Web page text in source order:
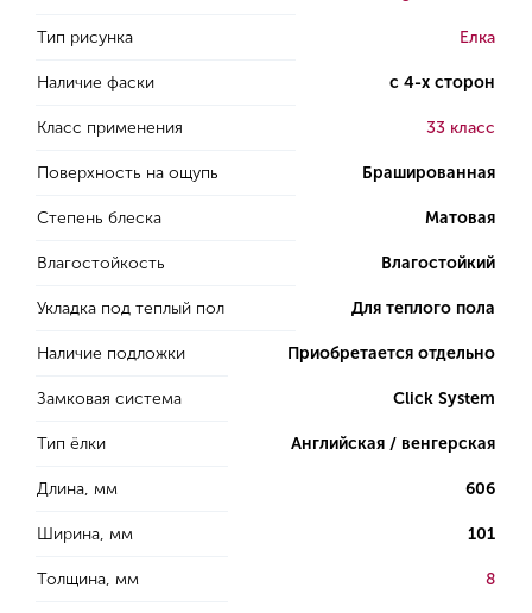
Тип рисунка Елка
Наличие фаски с 4-х сторон
Класс применения 33 класс
Поверхность на ощупь Брашированная
Степень блеска Матовая
Влагостойкость Влагостойкий
Укладка под теплый пол Для теплого пола
Наличие подложки Приобретается отдельно
Замковая система Click System
Тип ёлки Английская / венгерская
Длина, мм 606
Ширина, мм 101
Толщина, мм 8